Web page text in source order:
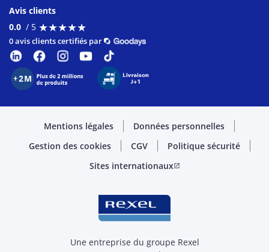
Avis clients
0.0 / 5 ★★★★★
★★★★★
0 avis clients certifiés par
Mentions légales
Données personnelles
Gestion des cookies
CGV
Politique sécurité
Sites internationauxopen_in_new
Une entreprise du groupe Rexel